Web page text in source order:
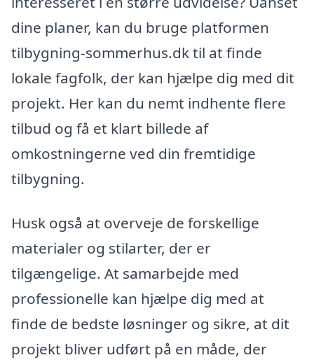
dine planer, kan du bruge platformen
tilbygning-sommerhus.dk til at finde
lokale fagfolk, der kan hjælpe dig med dit
projekt. Her kan du nemt indhente flere
tilbud og få et klart billede af
omkostningerne ved din fremtidige
tilbygning.
Husk også at overveje de forskellige
materialer og stilarter, der er
tilgængelige. At samarbejde med
professionelle kan hjælpe dig med at
finde de bedste løsninger og sikre, at dit
projekt bliver udført på en måde, der